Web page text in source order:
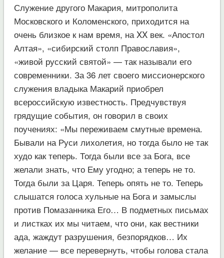
Служение другого Макария, митрополита
Московского и Коломенского, приходится на
очень близкое к нам время, на XX век. «Апостол
Алтая», «сибирский столп Православия»,
«живой русский святой» — так называли его
современники. За 36 лет своего миссионерского
служения владыка Макарий приобрел
всероссийскую известность. Предчувствуя
грядущие события, он говорил в своих
поучениях: «Мы переживаем смутные времена.
Бывали на Руси лихолетия, но тогда было не так
худо как теперь. Тогда были все за Бога, все
желали знать, что Ему угодно; а теперь не то.
Тогда были за Царя. Теперь опять не то. Теперь
слышатся голоса хульные на Бога и замыслы
против Помазанника Его… В подметных письмах
и листках их мы читаем, что они, как вестники
ада, жаждут разрушения, безпорядков… Их
желание — все перевернуть, чтобы голова стала